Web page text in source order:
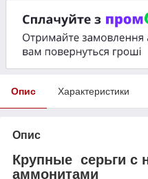
Опис Характеристики
Опис
Крупные серьги с
аммонитами